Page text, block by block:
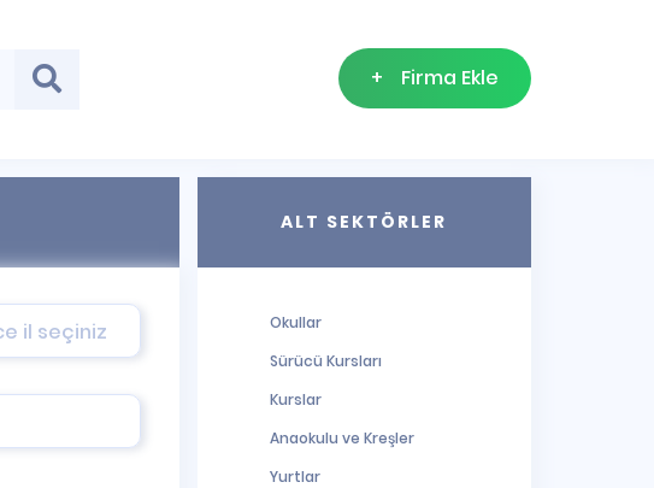
+ Firma Ekle
ALT SEKTÖRLER
Okullar
Sürücü Kursları
Kurslar
Anaokulu ve Kreşler
Yurtlar